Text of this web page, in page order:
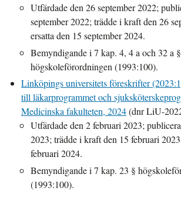
Utfärdade den 26 september 2022;
september 2022; trädde i kraft den 26
ersatta den 15 september 2024.
Bemyndigande i 7 kap. 4, 4 a och 32 a
högskoleförordningen (1993:100).
Linköpings universitets föreskrifter
till läkarprogrammet och
Medicinska fakulteten, 2024(dnr LiU-
Utfärdade den 2 februari 2023;
2023; trädde i kraft den 15 februari
februari 2024.
Bemyndigande i 7 kap. 23 §
(1993:100).